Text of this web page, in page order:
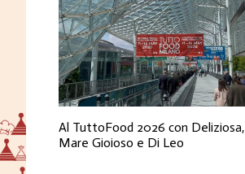
Al TuttoFood 2026 con Deliziosa,
Mare Gioioso e Di Leo